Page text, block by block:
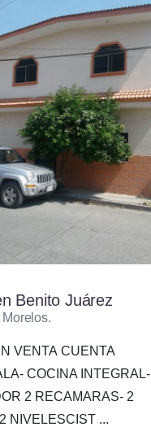
Benito Juárez
VENTA CUENTA
COCINA INTEGRAL-
2 RECAMARAS- 2
NIVELESCIST ...